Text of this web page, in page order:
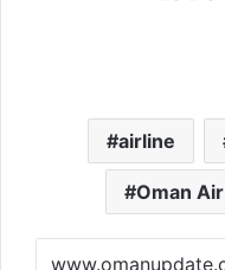
airline
Oman Air